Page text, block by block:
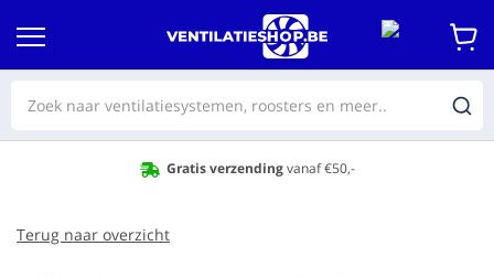
Gratis verzendingvanaf €50,-
Terug naar overzicht